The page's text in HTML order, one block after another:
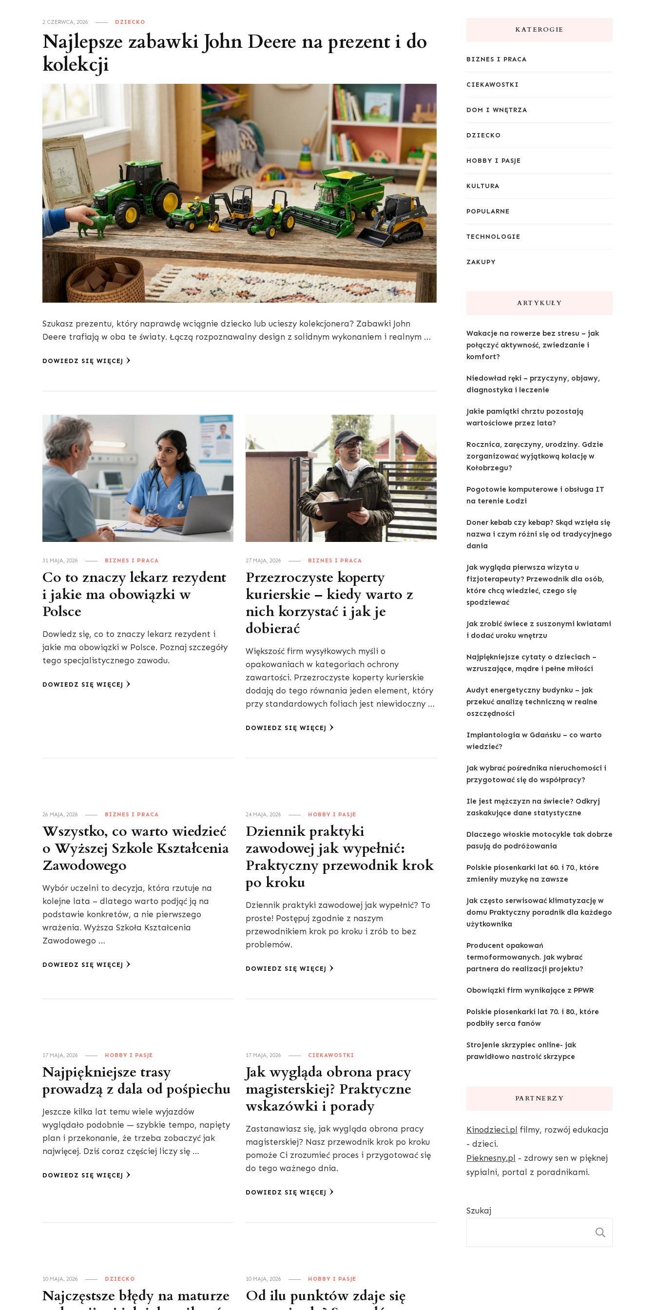
2 CZERWCA, 2026 DZIECKO
Najlepsze zabawki John Deere na prezent i do
kolekcji
Szukasz prezentu, który naprawdę wciągnie dziecko lub ucieszy kolekcjonera? Zabawki John
Deere trafiają w oba te światy. Łączą rozpoznawalny design z solidnym wykonaniem i realnym …
DOWIEDZ SIĘ WIĘCEJ
31 MAJA, 2026 BIZNES I PRACA
Co to znaczy lekarz rezydent
i jakie ma obowiązki w
Polsce
Dowiedz się, co to znaczy lekarz rezydent i
jakie ma obowiązki w Polsce. Poznaj szczegóły
tego specjalistycznego zawodu.
DOWIEDZ SIĘ WIĘCEJ
27 MAJA, 2026 BIZNES I PRACA
Przezroczyste koperty
kurierskie – kiedy warto z
nich korzystać i jak je
dobierać
Większość firm wysyłkowych myśli o
opakowaniach w kategoriach ochrony
zawartości. Przezroczyste koperty kurierskie
dodają do tego równania jeden element, który
przy standardowych foliach jest niewidoczny …
DOWIEDZ SIĘ WIĘCEJ
26 MAJA, 2026 BIZNES I PRACA
Wszystko, co warto wiedzieć
o Wyższej Szkole Kształcenia
Zawodowego
Wybór uczelni to decyzja, która rzutuje na
kolejne lata – dlatego warto podjąć ją na
podstawie konkretów, a nie pierwszego
wrażenia. Wyższa Szkoła Kształcenia
Zawodowego …
DOWIEDZ SIĘ WIĘCEJ
24 MAJA, 2026 HOBBY I PASJE
Dziennik praktyki
zawodowej jak wypełnić:
Praktyczny przewodnik krok
po kroku
Dziennik praktyki zawodowej jak wypełnić? To
proste! Postępuj zgodnie z naszym
przewodnikiem krok po kroku i zrób to bez
problemów.
DOWIEDZ SIĘ WIĘCEJ
17 MAJA, 2026 HOBBY I PASJE
Najpiękniejsze trasy
prowadzą z dala od pośpiechu
Jeszcze kilka lat temu wiele wyjazdów
wyglądało podobnie — szybkie tempo, napięty
plan i przekonanie, że trzeba zobaczyć jak
najwięcej. Dziś coraz częściej liczy się …
DOWIEDZ SIĘ WIĘCEJ
17 MAJA, 2026 CIEKAWOSTKI
Jak wygląda obrona pracy
magisterskiej? Praktyczne
wskazówki i porady
Zastanawiasz się, jak wygląda obrona pracy
magisterskiej? Nasz przewodnik krok po kroku
pomoże Ci zrozumieć proces i przygotować się
do tego ważnego dnia.
DOWIEDZ SIĘ WIĘCEJ
10 MAJA, 2026 DZIECKO
Najczęstsze błędy na maturze
10 MAJA, 2026 HOBBY I PASJE
Od ilu punktów zdaje się
KATEROGIE
BIZNES I PRACA
CIEKAWOSTKI
DOM I WNĘTRZA
DZIECKO
HOBBY I PASJE
KULTURA
POPULARNE
TECHNOLOGIE
ZAKUPY
ARTYKUŁY
Wakacje na rowerze bez stresu – jak
połączyć aktywność, zwiedzanie i
komfort?
Niedowład ręki – przyczyny, objawy,
diagnostyka i leczenie
Jakie pamiątki chrztu pozostają
wartościowe przez lata?
Rocznica, zaręczyny, urodziny. Gdzie
zorganizować wyjątkową kolację w
Kołobrzegu?
Pogotowie komputerowe i obsługa IT
na terenie Łodzi
Doner kebab czy kebap? Skąd wzięła się
nazwa i czym różni się od tradycyjnego
dania
Jak wygląda pierwsza wizyta u
fizjoterapeuty? Przewodnik dla osób,
które chcą wiedzieć, czego się
spodziewać
Jak zrobić świece z suszonymi kwiatami
i dodać uroku wnętrzu
Najpiękniejsze cytaty o dzieciach –
wzruszające, mądre i pełne miłości
Audyt energetyczny budynku – jak
przekuć analizę techniczną w realne
oszczędności
Implantologia w Gdańsku – co warto
wiedzieć?
Jak wybrać pośrednika nieruchomości i
przygotować się do współpracy?
Ile jest mężczyzn na świecie? Odkryj
zaskakujące dane statystyczne
Dlaczego włoskie motocykle tak dobrze
pasują do podróżowania
Polskie piosenkarki lat 60. i 70., które
zmieniły muzykę na zawsze
Jak często serwisować klimatyzację w
domu Praktyczny poradnik dla każdego
użytkownika
Producent opakowań
termoformowanych. Jak wybrać
partnera do realizacji projektu?
Obowiązki firm wynikające z PPWR
Polskie piosenkarki lat 70. i 80., które
podbiły serca fanów
Strojenie skrzypiec online- jak
prawidłowo nastroić skrzypce
PARTNERZY
Kinodzieci.pl filmy, rozwój edukacja
- dzieci.
Pieknesny.pl - zdrowy sen w pięknej
sypialni, portal z poradnikami.
Szukaj